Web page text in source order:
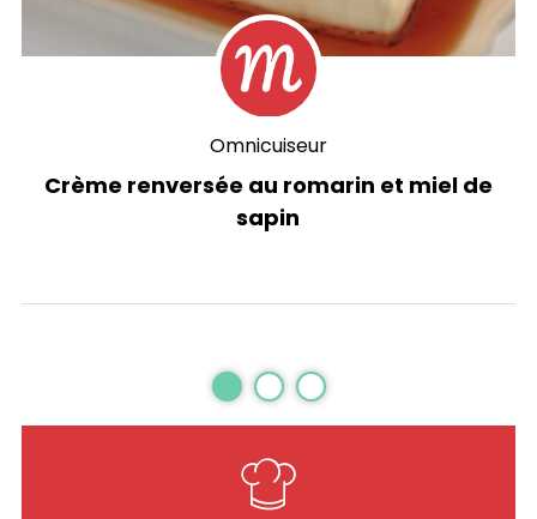
Omnicuiseur
Crème renversée au romarin et miel de
sapin